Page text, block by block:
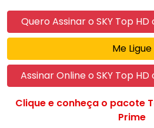
Quero Assinar o SKY Top
Me Ligue
Assinar Online o SKY Top
Clique e conheça o pacote
Prime